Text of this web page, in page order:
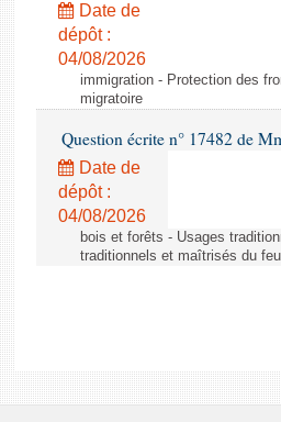
Date de
dépôt :
04/08/2026
immigration - Protection des
migratoire
Question écrite n° 17482 de
Date de
dépôt :
04/08/2026
bois et forêts - Usages
traditionnels et maîtrisés du